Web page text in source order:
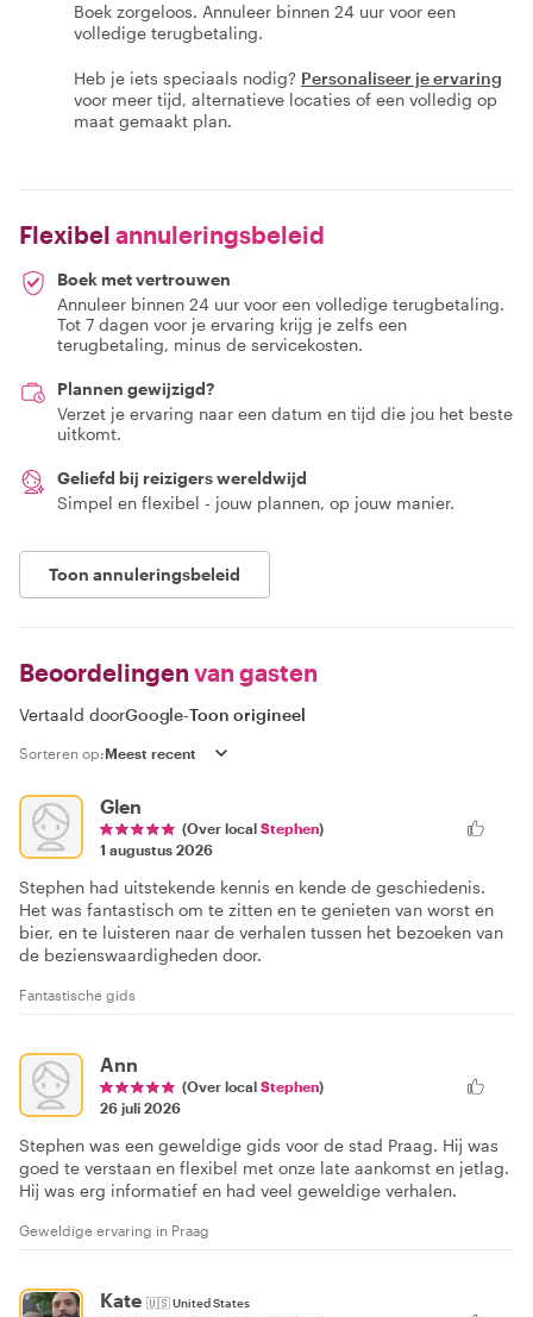
Boek zorgeloos. Annuleer binnen 24 uur voor een
volledige terugbetaling.
Heb je iets speciaals nodig? Personaliseer je ervaring
voor meer tijd, alternatieve locaties of een volledig op
maat gemaakt plan.
Flexibel annuleringsbeleid
Boek met vertrouwen
Annuleer binnen 24 uur voor een volledige terugbetaling.
Tot 7 dagen voor je ervaring krijg je zelfs een
terugbetaling, minus de servicekosten.
Plannen gewijzigd?
Verzet je ervaring naar een datum en tijd die jou het beste
uitkomt.
Geliefd bij reizigers wereldwijd
Simpel en flexibel - jouw plannen, op jouw manier.
Toon annuleringsbeleid
Beoordelingen van gasten
Vertaald doorGoogle-Toon origineel
Sorteren op:
Glen
(Over local Stephen)
1 augustus 2026
Stephen had uitstekende kennis en kende de geschiedenis.
Het was fantastisch om te zitten en te genieten van worst en
bier, en te luisteren naar de verhalen tussen het bezoeken van
de bezienswaardigheden door.
Fantastische gids
Ann
(Over local Stephen)
26 juli 2026
Stephen was een geweldige gids voor de stad Praag. Hij was
goed te verstaan en flexibel met onze late aankomst en jetlag.
Hij was erg informatief en had veel geweldige verhalen.
Geweldige ervaring in Praag
Kate 🇺🇸United States